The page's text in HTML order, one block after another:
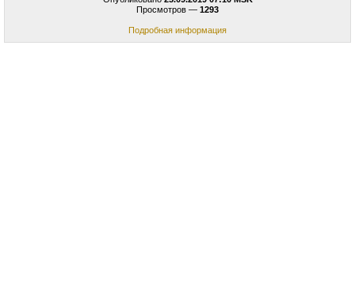
Просмотров — 1293
Подробная информация